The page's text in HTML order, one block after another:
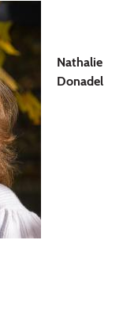
Nathalie
Donadel